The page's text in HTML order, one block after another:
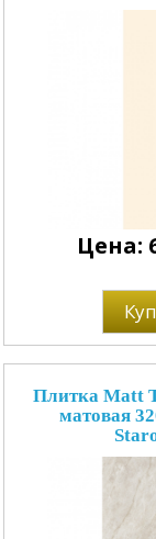
Цена:
Плитка Matt
матовая